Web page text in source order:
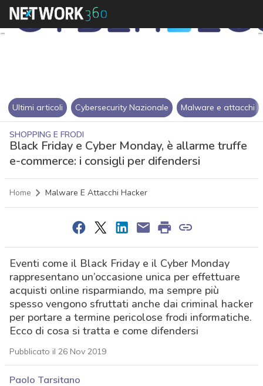
Ultimi articoli Cybersecurity Nazionale Malware e attacchi
SHOPPING E FRODI
Black Friday e Cyber Monday, è allarme truffe
e-commerce: i consigli per difendersi
Home Malware E Attacchi Hacker
Eventi come il Black Friday e il Cyber Monday
rappresentano un’occasione unica per effettuare
acquisti online risparmiando, ma sempre più
spesso vengono sfruttati anche dai criminal hacker
per portare a termine pericolose frodi informatiche.
Ecco di cosa si tratta e come difendersi
Pubblicato il 26 Nov 2019
Paolo Tarsitano